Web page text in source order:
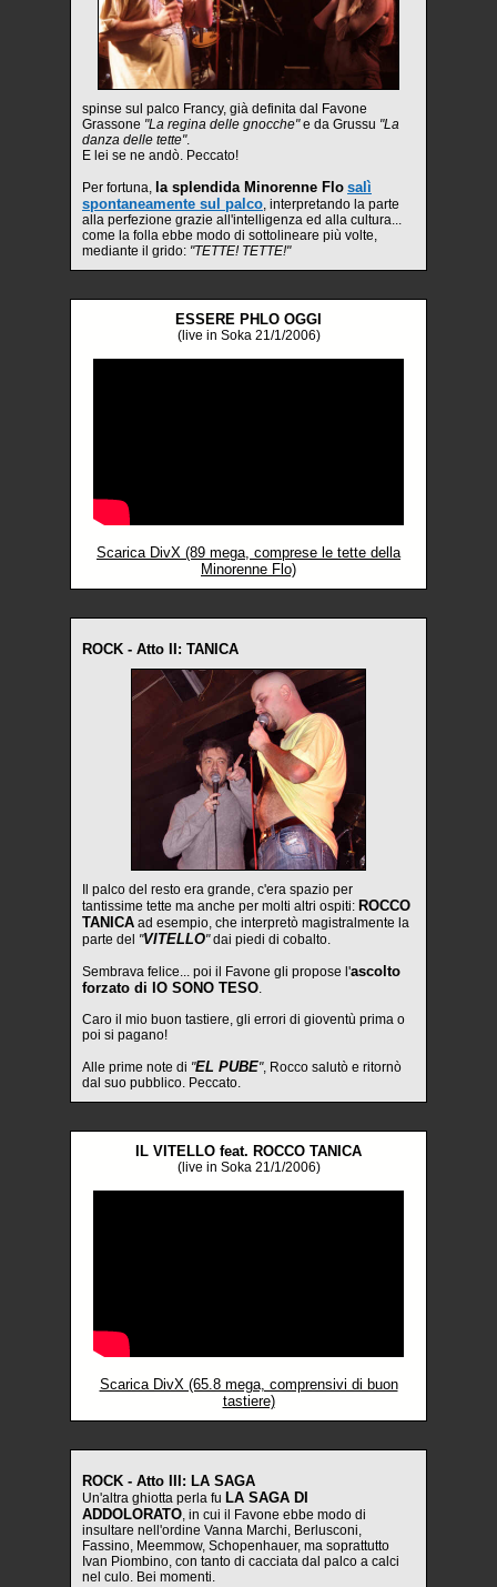
spinse sul palco Francy, già definita dal Favone
Grassone "La regina delle gnocche"e da Grussu "La
danza delle tette".
E lei se ne andò. Peccato!
Per fortuna, la splendida Minorenne Flo salì
spontaneamente sul palco, interpretando la parte
alla perfezione grazie all'intelligenza ed alla cultura...
come la folla ebbe modo di sottolineare più volte,
mediante il grido: "TETTE! TETTE!"
ESSERE PHLO OGGI
(live in Soka 21/1/2006)
Scarica DivX (89 mega, comprese le tette della
Minorenne Flo)
ROCK - Atto II: TANICA
Il palco del resto era grande, c'era spazio per
tantissime tette ma anche per molti altri ospiti: ROCCO
TANICA ad esempio, che interpretò magistralmente la
parte del "VITELLO"dai piedi di cobalto.
Sembrava felice... poi il Favone gli propose l'ascolto
forzato di IO SONO TESO.
Caro il mio buon tastiere, gli errori di gioventù prima o
poi si pagano!
Alle prime note di "EL PUBE", Rocco salutò e ritornò
dal suo pubblico. Peccato.
IL VITELLO feat. ROCCO TANICA
(live in Soka 21/1/2006)
Scarica DivX (65.8 mega, comprensivi di buon
tastiere)
ROCK - Atto III: LA SAGA
Un'altra ghiotta perla fu LA SAGA DI
ADDOLORATO, in cui il Favone ebbe modo di
insultare nell'ordine Vanna Marchi, Berlusconi,
Fassino, Meemmow, Schopenhauer, ma soprattutto
Ivan Piombino, con tanto di cacciata dal palco a calci
nel culo. Bei momenti.